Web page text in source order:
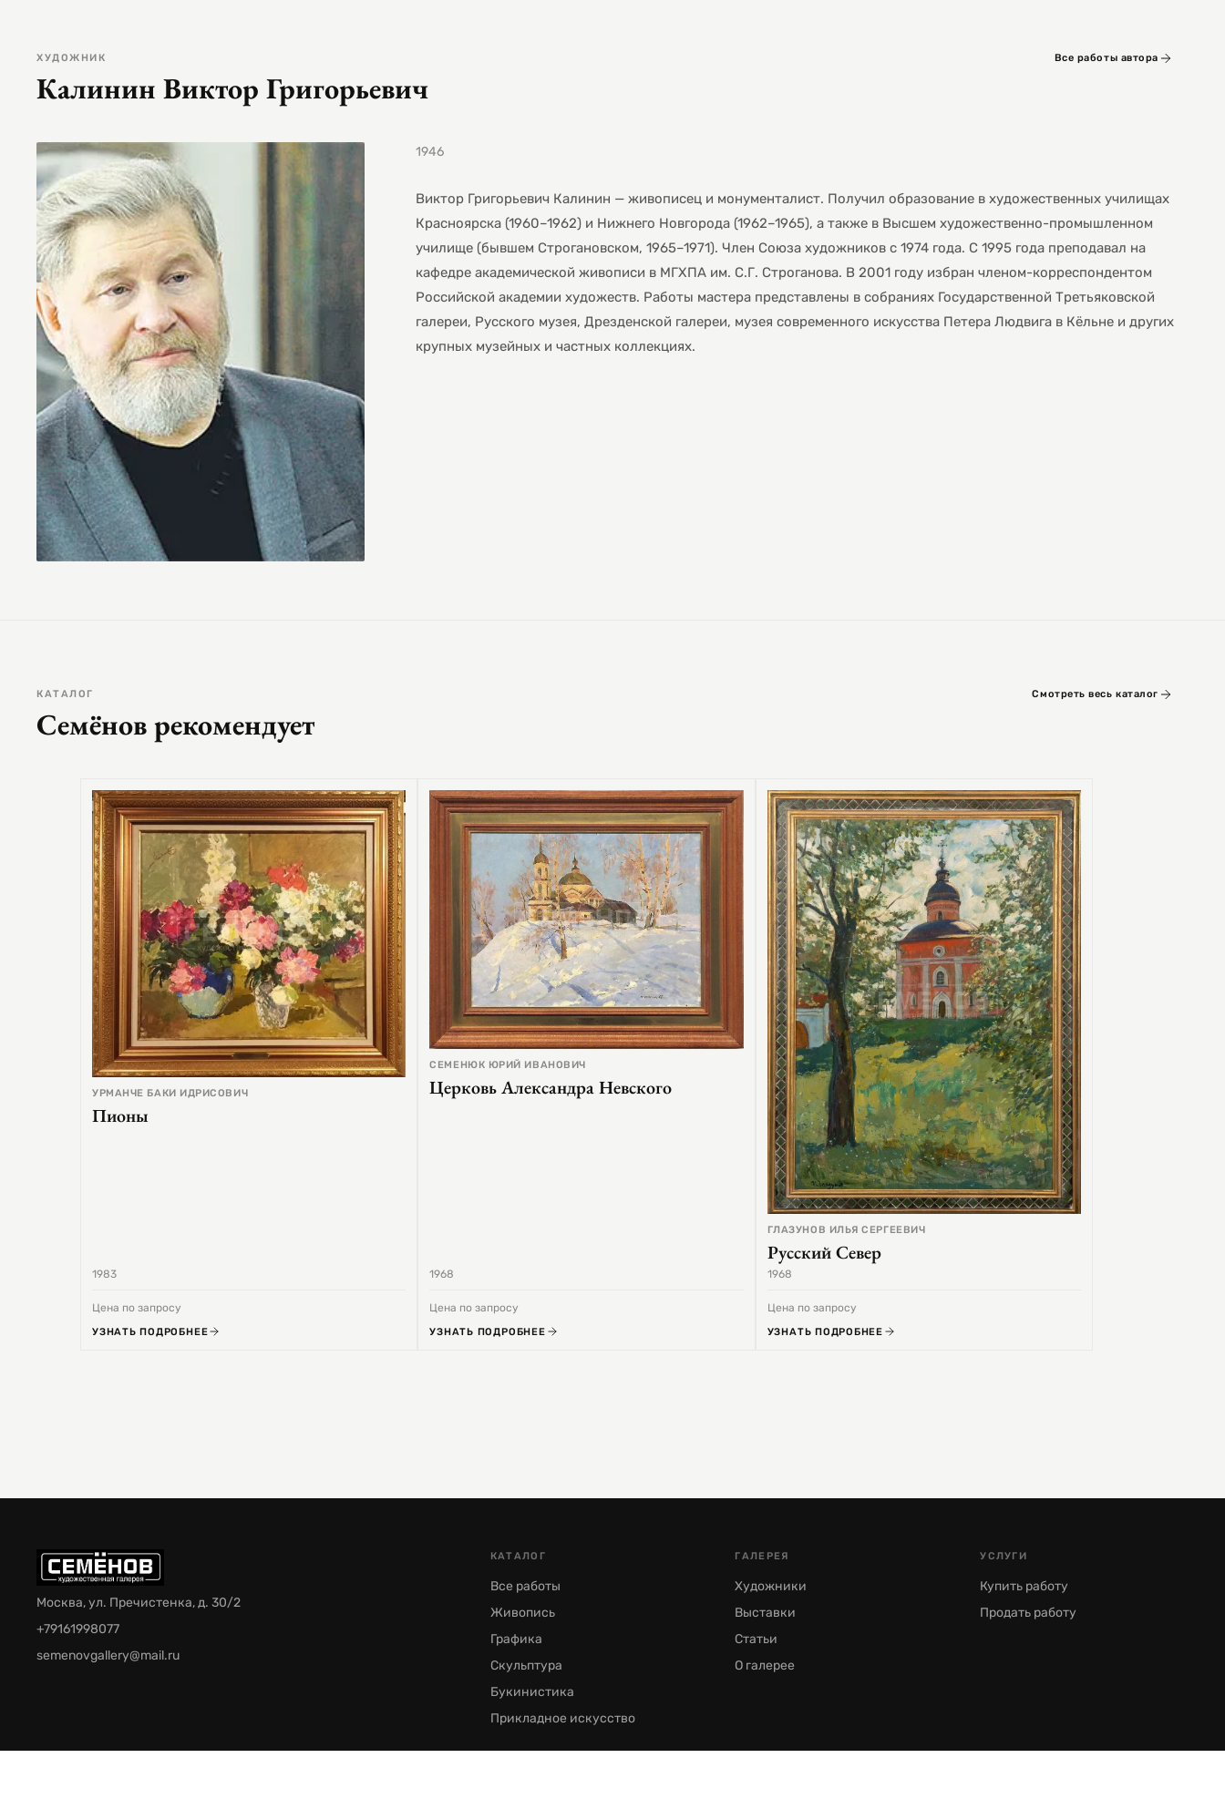
ХУДОЖНИК
Калинин Виктор Григорьевич
Все работы автора
1946
Виктор Григорьевич Калинин — живописец и монументалист. Получил образование в художественных училищах
Красноярска (1960–1962) и Нижнего Новгорода (1962–1965), а также в Высшем художественно-промышленном
училище (бывшем Строгановском, 1965–1971). Член Союза художников с 1974 года. С 1995 года преподавал на
кафедре академической живописи в МГХПА им. С.Г. Строганова. В 2001 году избран членом-корреспондентом
Российской академии художеств. Работы мастера представлены в собраниях Государственной Третьяковской
галереи, Русского музея, Дрезденской галереи, музея современного искусства Петера Людвига в Кёльне и других
крупных музейных и частных коллекциях.
КАТАЛОГ
Семёнов рекомендует
Смотреть весь каталог
УРМАНЧЕ БАКИ ИДРИСОВИЧ
Пионы
1983
Цена по запросу
УЗНАТЬ ПОДРОБНЕЕ
СЕМЕНЮК ЮРИЙ ИВАНОВИЧ
Церковь Александра Невского
1968
Цена по запросу
УЗНАТЬ ПОДРОБНЕЕ
ГЛАЗУНОВ ИЛЬЯ СЕРГЕЕВИЧ
Русский Север
1968
Цена по запросу
УЗНАТЬ ПОДРОБНЕЕ
Москва, ул. Пречистенка, д. 30/2
+79161998077
semenovgallery@mail.ru
КАТАЛОГ
Все работы
Живопись
Графика
Скульптура
Букинистика
Прикладное искусство
ГАЛЕРЕЯ
Художники
Выставки
Статьи
О галерее
УСЛУГИ
Купить работу
Продать работу